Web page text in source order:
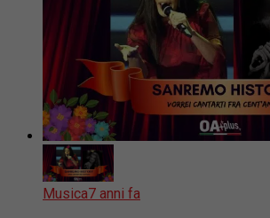
Musica7 anni fa